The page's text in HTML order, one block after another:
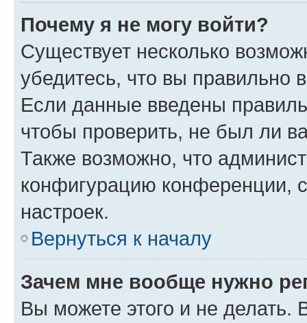
Почему я не могу войти?
Существует несколько
убедитесь, что вы правильно
Если данные введены
чтобы проверить, не был ли
Также возможно, что
конфигурацию конференции,
настроек.
Вернуться к началу
Зачем мне вообще нужно
Вы можете этого и не делать.